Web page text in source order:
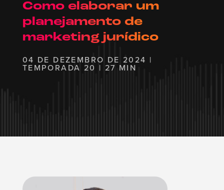
Como elaborar um
planejamento de
marketing jurídico
04 DE DEZEMBRO DE 2024 |
TEMPORADA 20 | 27 MIN